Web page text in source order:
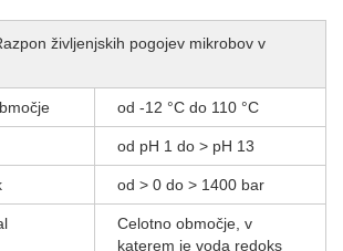
življenjskih pogojev mikrobov v
od -12 °C do 110 °C
od pH 1 do > pH 13
od > 0 do > 1400 bar
Celotno območje, v
katerem je voda redoks